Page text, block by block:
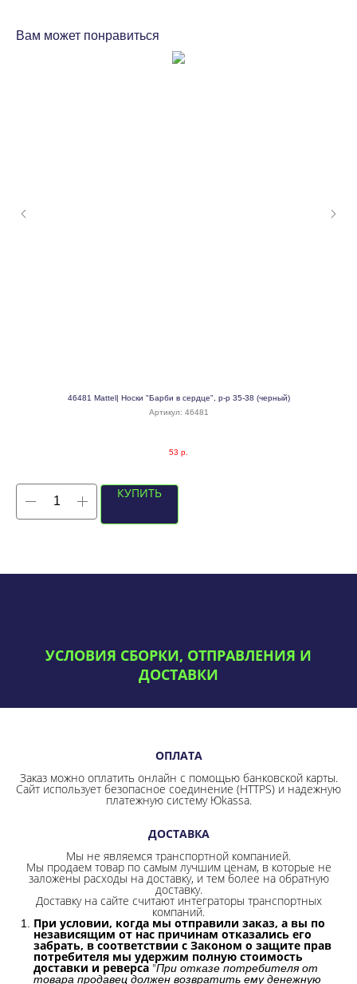
Вам может понравиться
46481 Mattel| Носки "Барби в сердце", р-р 35-38 (черный)
Артикул: 46481
53 р.
КУПИТЬ
УСЛОВИЯ СБОРКИ, ОТПРАВЛЕНИЯ И
ДОСТАВКИ
ОПЛАТА
Заказ можно оплатить онлайн с помощью банковской карты.
Сайт использует безопасное соединение (HTTPS) и надежную
платежную систему Юkassa.
ДОСТАВКА
Мы не являемся транспортной компанией.
Мы продаем товар по самым лучшим ценам, в которые не
заложены расходы на доставку, и тем более на обратную
доставку.
Доставку на сайте считают интеграторы транспортных
компаний.
При условии, когда мы отправили заказ, а вы по
независящим от нас причинам отказались его
забрать, в соответствии с Законом о защите прав
потребителя мы удержим полную стоимость
доставки и реверса "При отказе потребителя от
товара продавец должен возвратить ему денежную